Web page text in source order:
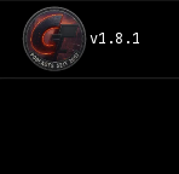
v1.8.1